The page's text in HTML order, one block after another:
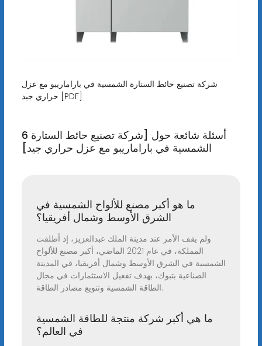
شركة تصنيع حائط الستارة الشمسية في باراماريبو مع عزل
حراري جيد [PDF]
6 أسئلة شائعة حول [شركة تصنيع حائط الستارة
الشمسية في باراماريبو مع عزل حراري جيد]
ما هو أكبر مصنع للألواح الشمسية في
الشرق الأوسط وشمال أفريقيا؟
ولم يقف الأمر عند مدينة الملك عبدالعزيز، إذ أطلقت
المملكة، في عام 2021 الماضي، أكبر مصنع للألواح
الشمسية في الشرق الأوسط وشمال أفريقيا، في المدينة
الصناعية بتبوك، بهدف تفعيل الاستثمارات في مجال
الطاقة الشمسية وتنويع مصادر الطاقة.
ما هي أكبر شركة منتجة للطاقة الشمسية
في العالم؟